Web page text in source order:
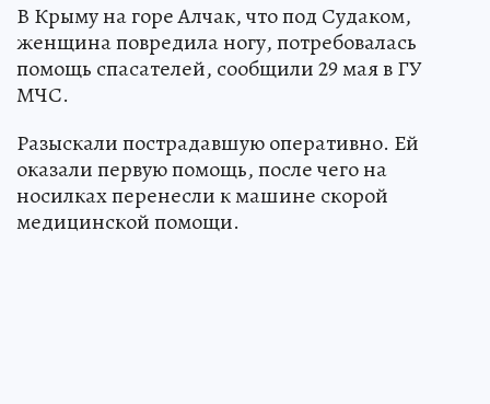
В Крыму на горе Алчак, что под Судаком,
женщина повредила ногу, потребовалась
помощь спасателей, сообщили 29 мая в ГУ
МЧС.
Разыскали пострадавшую оперативно. Ей
оказали первую помощь, после чего на
носилках перенесли к машине скорой
медицинской помощи.